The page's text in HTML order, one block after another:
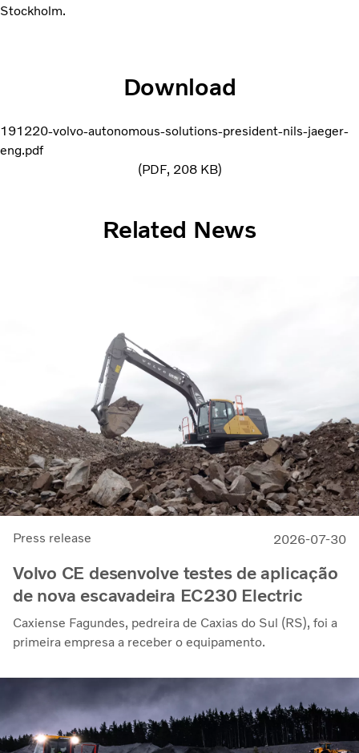
Stockholm.
Download
191220-volvo-autonomous-solutions-president-nils-jaeger-
eng.pdf
PDF 208 KB
Related News
Press release 2026-07-30
Volvo CE desenvolve testes de aplicação
de nova escavadeira EC230 Electric
Caxiense Fagundes, pedreira de Caxias do Sul (RS), foi a
primeira empresa a receber o equipamento.